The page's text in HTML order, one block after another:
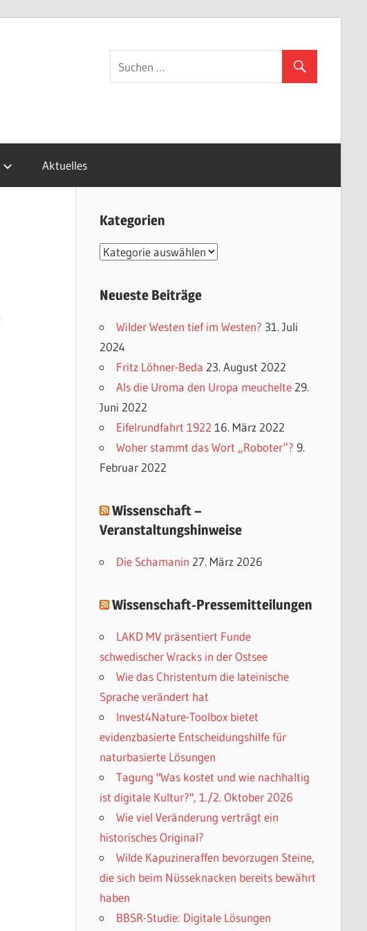
Aktuelles
Kategorien
K
t
g
o
r
i
e
n
Neueste Beiträge
Wilder Westen tief im Westen? 31. Juli
2024
Fritz Löhner-Beda 23. August 2022
Als die Uroma den Uropa meuchelte 29.
Juni 2022
Eifelrundfahrt 1922 16. März 2022
Woher stammt das Wort „Roboter“? 9.
Februar 2022
Wissenschaft –
Veranstaltungshinweise
Die Schamanin 27. März 2026
Wissenschaft-Pressemitteilungen
LAKD MV präsentiert Funde
schwedischer Wracks in der Ostsee
Wie das Christentum die lateinische
Sprache verändert hat
Invest4Nature-Toolbox bietet
evidenzbasierte Entscheidungshilfe für
naturbasierte Lösungen
Tagung "Was kostet und wie nachhaltig
ist digitale Kultur?", 1./2. Oktober 2026
Wie viel Veränderung verträgt ein
historisches Original?
Wilde Kapuzineraffen bevorzugen Steine,
die sich beim Nüsseknacken bereits bewährt
haben
BBSR-Studie: Digitale Lösungen